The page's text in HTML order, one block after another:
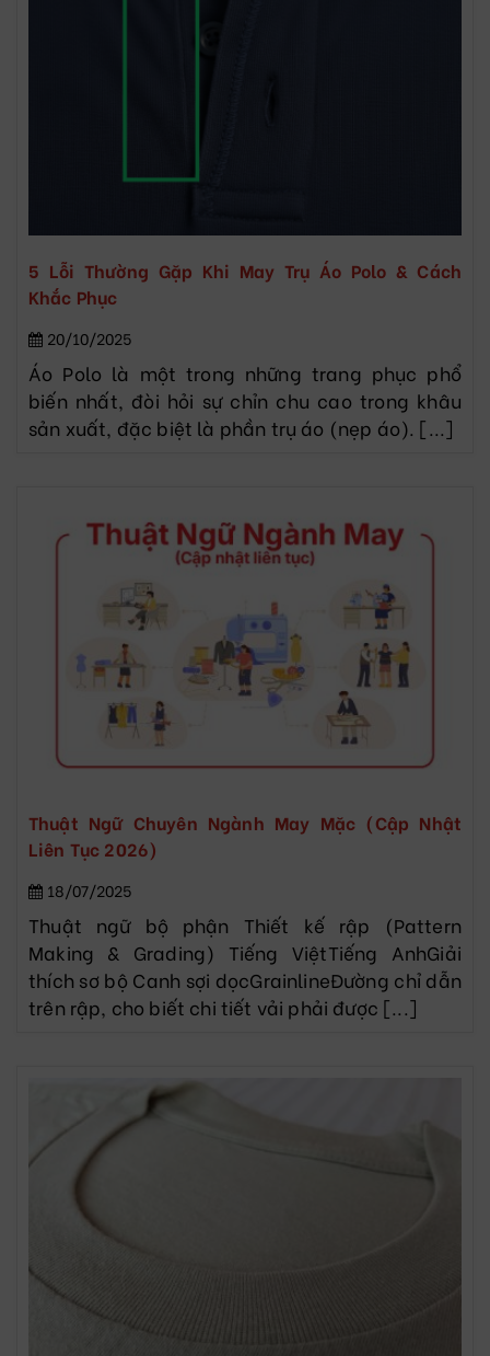
5 Lỗi Thường Gặp Khi May Trụ Áo Polo & Cách
Khắc Phục
20/10/2025
Áo Polo là một trong những trang phục phổ
biến nhất, đòi hỏi sự chỉn chu cao trong khâu
sản xuất, đặc biệt là phần trụ áo (nẹp áo). [...]
Thuật Ngữ Chuyên Ngành May Mặc (Cập Nhật
Liên Tục 2026)
18/07/2025
Thuật ngữ bộ phận Thiết kế rập (Pattern
Making & Grading) Tiếng ViệtTiếng AnhGiải
thích sơ bộ Canh sợi dọcGrainlineĐường chỉ dẫn
trên rập, cho biết chi tiết vải phải được [...]